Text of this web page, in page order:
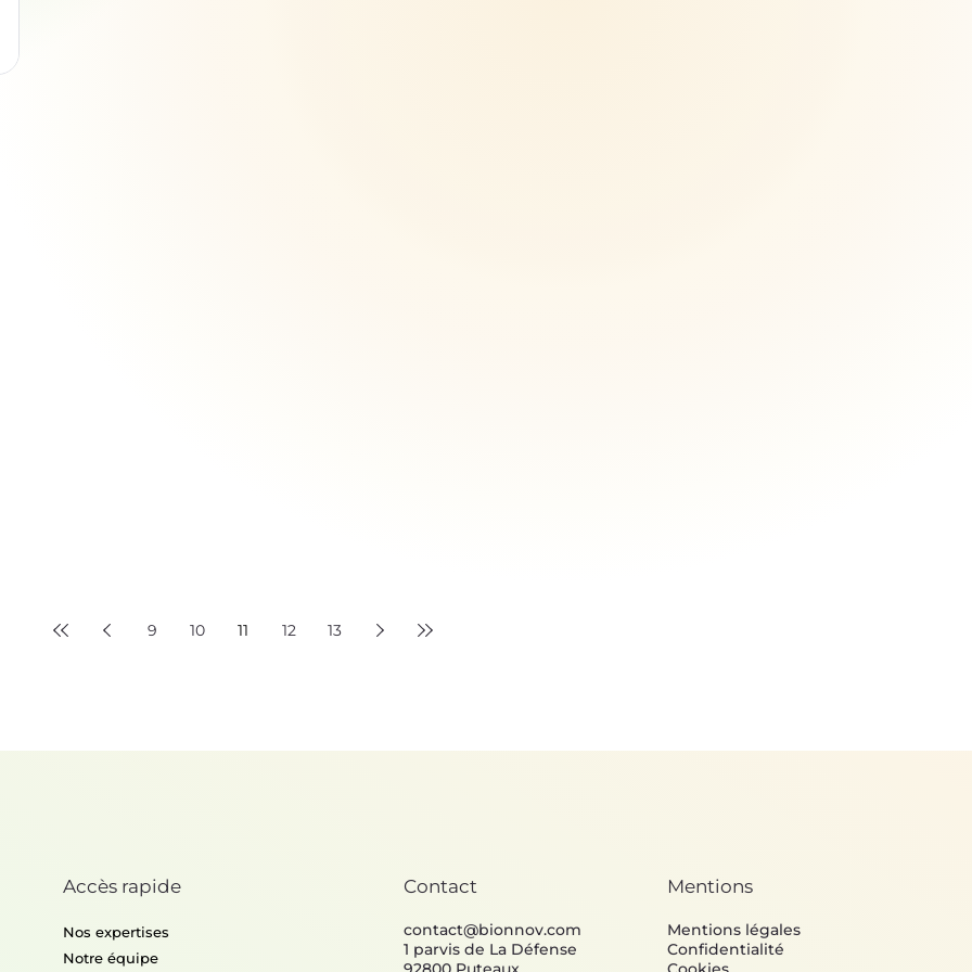
9 10 11 12 13
Accès rapide
Nos expertises
Notre équipe
Contact
contact@bionnov.com
1 parvis de La Défense
Mentions
Mentions légales
Confidentialité